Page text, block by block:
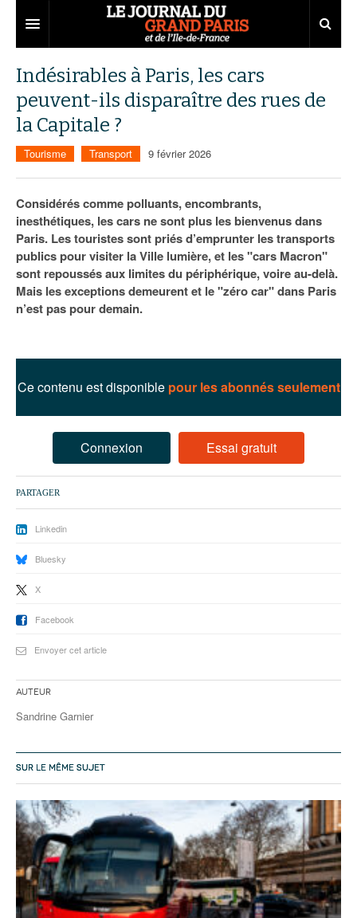
Grand Paris
Territoires
Aménagement
Collectivités
Services urbains
Entreprises
Développement économique
Attractivité
Innovation
Transport
Départements
77
78
91
93
94
Nominations
Portraits
Agenda
Les Assises du Grand Paris
Éditions précédentes
Le podcast
Ecouter les épisodes
Indésirables à Paris, les cars
peuvent-ils disparaître des rues de
la Capitale ?
Tourisme Transport 9 février 2026
Considérés comme polluants, encombrants,
inesthétiques, les cars ne sont plus les bienvenus dans
Paris. Les touristes sont priés d’emprunter les transports
publics pour visiter la Ville lumière, et les "cars Macron"
sont repoussés aux limites du périphérique, voire au-delà.
Mais les exceptions demeurent et le "zéro car" dans Paris
n’est pas pour demain.
Ce contenu est disponible pour les abonnés seulement
Connexion Essai gratuit
PARTAGER
Linkedin
Bluesky
X
Facebook
Envoyer cet article
Auteur
Sandrine Garnier
SUR LE MÊME SUJET